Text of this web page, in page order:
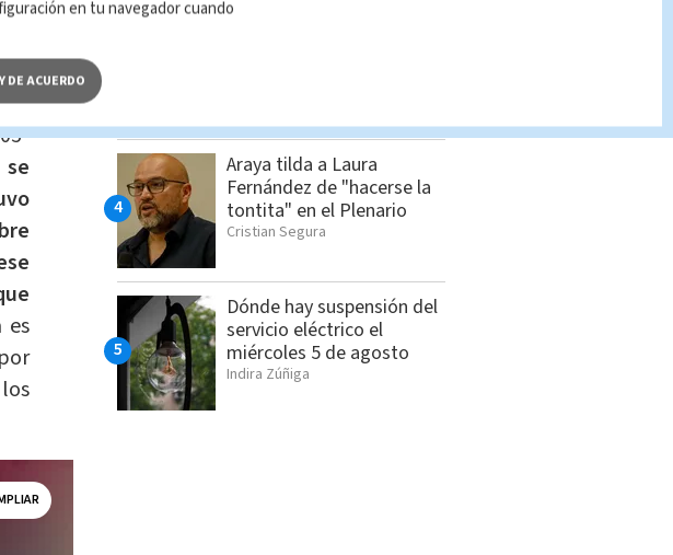
con
es
Influencer mexicano es
Araya tilda a Laura
Fernández de "hacerse la
tontita" en el Plenario
Cristian Segura
Dónde hay suspensión del
servicio eléctrico el
miércoles 5 de agosto
Indira Zúñiga
en tu navegador cuando
DE ACUERDO